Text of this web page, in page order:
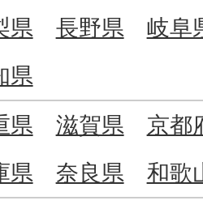
県
長野県
岐阜
県
県 滋賀県
京都
県
奈良県 和歌